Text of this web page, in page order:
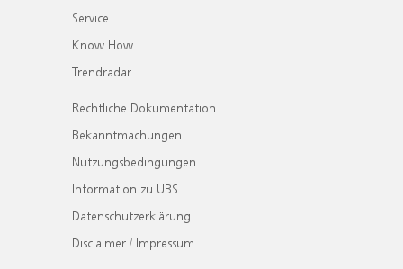
Service
Know How
Trendradar
Rechtliche Dokumentation
Bekanntmachungen
Nutzungsbedingungen
Information zu UBS
Datenschutzerklärung
Disclaimer / Impressum